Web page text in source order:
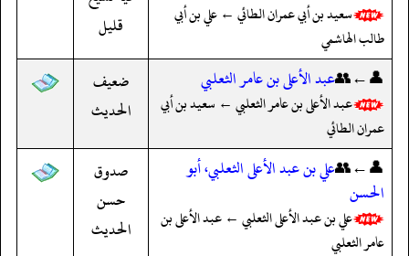
سعيد بن أبي عمران الطائي ← علي بن أبي
طالب الهاشمي
قليل
👤←👥عبد الأعلى بن عامر الثعلبي
عبد الأعلى بن عامر الثعلبي ← سعيد بن أبي
عمران الطائي
ضعيف
الحديث
👤←👥علي بن عبد الأعلى الثعلبي، أبو
الحسن
علي بن عبد الأعلى الثعلبي ← عبد الأعلى بن
عامر الثعلبي
صدوق
حسن
الحديث